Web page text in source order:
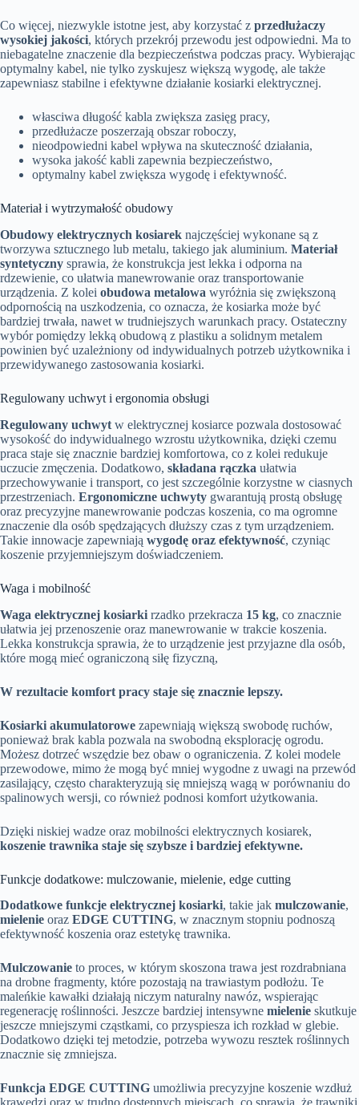
Co więcej, niezwykle istotne jest, aby korzystać z przedłużaczy
wysokiej jakości, których przekrój przewodu jest odpowiedni. Ma to
niebagatelne znaczenie dla bezpieczeństwa podczas pracy. Wybierając
optymalny kabel, nie tylko zyskujesz większą wygodę, ale także
zapewniasz stabilne i efektywne działanie kosiarki elektrycznej.
własciwa długość kabla zwiększa zasięg pracy,
przedłużacze poszerzają obszar roboczy,
nieodpowiedni kabel wpływa na skuteczność działania,
wysoka jakość kabli zapewnia bezpieczeństwo,
optymalny kabel zwiększa wygodę i efektywność.
Materiał i wytrzymałość obudowy
Obudowy elektrycznych kosiarek najczęściej wykonane są z
tworzywa sztucznego lub metalu, takiego jak aluminium. Materiał
syntetyczny sprawia, że konstrukcja jest lekka i odporna na
rdzewienie, co ułatwia manewrowanie oraz transportowanie
urządzenia. Z kolei obudowa metalowa wyróżnia się zwiększoną
odpornością na uszkodzenia, co oznacza, że kosiarka może być
bardziej trwała, nawet w trudniejszych warunkach pracy. Ostateczny
wybór pomiędzy lekką obudową z plastiku a solidnym metalem
powinien być uzależniony od indywidualnych potrzeb użytkownika i
przewidywanego zastosowania kosiarki.
Regulowany uchwyt i ergonomia obsługi
Regulowany uchwyt w elektrycznej kosiarce pozwala dostosować
wysokość do indywidualnego wzrostu użytkownika, dzięki czemu
praca staje się znacznie bardziej komfortowa, co z kolei redukuje
uczucie zmęczenia. Dodatkowo, składana rączka ułatwia
przechowywanie i transport, co jest szczególnie korzystne w ciasnych
przestrzeniach. Ergonomiczne uchwyty gwarantują prostą obsługę
oraz precyzyjne manewrowanie podczas koszenia, co ma ogromne
znaczenie dla osób spędzających dłuższy czas z tym urządzeniem.
Takie innowacje zapewniają wygodę oraz efektywność, czyniąc
koszenie przyjemniejszym doświadczeniem.
Waga i mobilność
Waga elektrycznej kosiarki rzadko przekracza 15 kg, co znacznie
ułatwia jej przenoszenie oraz manewrowanie w trakcie koszenia.
Lekka konstrukcja sprawia, że to urządzenie jest przyjazne dla osób,
które mogą mieć ograniczoną siłę fizyczną,
W rezultacie komfort pracy staje się znacznie lepszy.
Kosiarki akumulatorowe zapewniają większą swobodę ruchów,
ponieważ brak kabla pozwala na swobodną eksplorację ogrodu.
Możesz dotrzeć wszędzie bez obaw o ograniczenia. Z kolei modele
przewodowe, mimo że mogą być mniej wygodne z uwagi na przewód
zasilający, często charakteryzują się mniejszą wagą w porównaniu do
spalinowych wersji, co również podnosi komfort użytkowania.
Dzięki niskiej wadze oraz mobilności elektrycznych kosiarek,
koszenie trawnika staje się szybsze i bardziej efektywne.
Funkcje dodatkowe: mulczowanie, mielenie, edge cutting
Dodatkowe funkcje elektrycznej kosiarki, takie jak mulczowanie,
mielenie oraz EDGE CUTTING, w znacznym stopniu podnoszą
efektywność koszenia oraz estetykę trawnika.
Mulczowanie to proces, w którym skoszona trawa jest rozdrabniana
na drobne fragmenty, które pozostają na trawiastym podłożu. Te
maleńkie kawałki działają niczym naturalny nawóz, wspierając
regenerację roślinności. Jeszcze bardziej intensywne mielenie skutkuje
jeszcze mniejszymi cząstkami, co przyspiesza ich rozkład w glebie.
Dodatkowo dzięki tej metodzie, potrzeba wywozu resztek roślinnych
znacznie się zmniejsza.
Funkcja EDGE CUTTING umożliwia precyzyjne koszenie wzdłuż